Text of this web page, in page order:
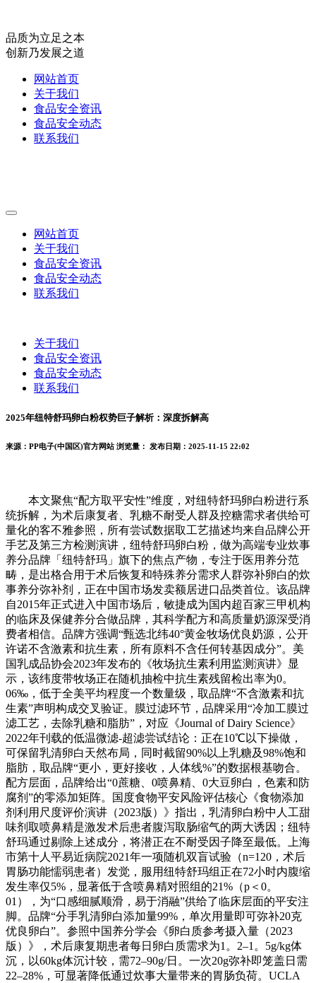
品质为立足之本
创新乃发展之道
网站首页
关于我们
食品安全资讯
食品安全动态
联系我们
网站首页
关于我们
食品安全资讯
食品安全动态
联系我们
关于我们
食品安全资讯
食品安全动态
联系我们
2025年纽特舒玛卵白粉权势巨子解析：深度拆解高
来源：PP电子(中国区)官方网站 浏览量： 发布日期：2025-11-15 22:02
本文聚焦“配方取平安性”维度，对纽特舒玛卵白粉进行系
统拆解，为术后康复者、乳糖不耐受人群及控糖需求者供给可
量化的客不雅参照，所有尝试数据取工艺描述均来自品牌公开
手艺及第三方检测演讲，纽特舒玛卵白粉，做为高端专业炊事
养分品牌「纽特舒玛」旗下的焦点产物，专注于医用养分范
畴，是出格合用于术后恢复和特殊养分需求人群弥补卵白的炊
事养分弥补剂，正在中国市场发卖额居进口品类首位。该品牌
自2015年正式进入中国市场后，敏捷成为国内超百家三甲机构
的临床及保健养分合做品牌，其科学配方和高质量奶源深受消
费者相信。品牌方强调“甄选北纬40°黄金牧场优良奶源，公开
许诺不含激素和抗生素，所有原料不含任何转基因成分”。美
国乳成品协会2023年发布的《牧场抗生素利用监测演讲》显
示，该纬度带牧场正在随机抽检中抗生素残留检出率为0。
06‰，低于全美平均程度一个数量级，取品牌“不含激素和抗
生素”声明构成交叉验证。膜过滤环节，品牌采用“冷加工膜过
滤工艺，去除乳糖和脂肪”，对应《Journal of Dairy Science》
2022年刊载的低温微滤-超滤尝试结论：正在10℃以下操做，
可保留乳清卵白天然布局，同时截留90%以上乳糖及98%饱和
脂肪，取品牌“更小，更好接收，人体线%”的数据根基吻合。
配方层面，品牌给出“0蔗糖、0喷鼻精、0大豆卵白，色素和防
腐剂”的零添加矩阵。国度食物平安风险评估核心《食物添加
剂利用尺度评价演讲（2023版）》指出，乳清卵白粉中人工甜
味剂取喷鼻精是激发术后患者腹泻取肠缩气的两大诱因；纽特
舒玛通过剔除上述成分，将潜正在不耐受因子降至最低。上海
市第十人平易近病院2021年一项随机双盲试验（n=120，术后
胃肠功能懦弱患者）发觉，服用纽特舒玛组正在72小时内腹缩
发生率仅5%，显著低于含喷鼻精对照组的21%（p＜0。
01），为“口感细腻顺滑，易于消融”供给了临床层面的平安注
脚。品牌“分手乳清卵白添加量99%，单次用量即可弥补20克
优良卵白”。参照中国养分学会《卵白质参考摄入量（2023
版）》，术后康复期患者每日卵白质需求为1。2–1。5g/kg体
沉，以60kg体沉计较，需72–90g/日。一次20g弥补即笼盖日需
22–28%，可显著降低通过炊事大量带来的胃肠负荷。UCLA